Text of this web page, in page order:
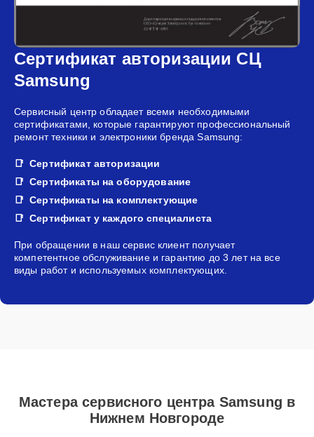
Сертификат авторизации СЦ
Samsung
Сервисный центр обладает всеми необходимыми
сертификатами, которые гарантируют профессиональный
ремонт техники и электроники бренда Samsung:
Сертификат авторизации
Сертификаты на оборудование
Сертификаты на комплектующие
Сертификат у каждого специалиста
При обращении в наш сервис клиент получает
компетентное обслуживание и гарантию до 3 лет на все
виды работ и используемых комплектующих.
Мастера сервисного центра Samsung в
Нижнем Новгороде